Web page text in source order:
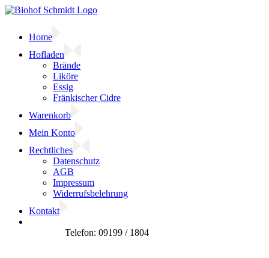
Zum
Home
Hofladen
Brände
Liköre
Essig
Fränkischer Cidre
Warenkorb
Mein Konto
Rechtliches
Datenschutz
AGB
Impressum
Widerrufsbelehrung
Kontakt